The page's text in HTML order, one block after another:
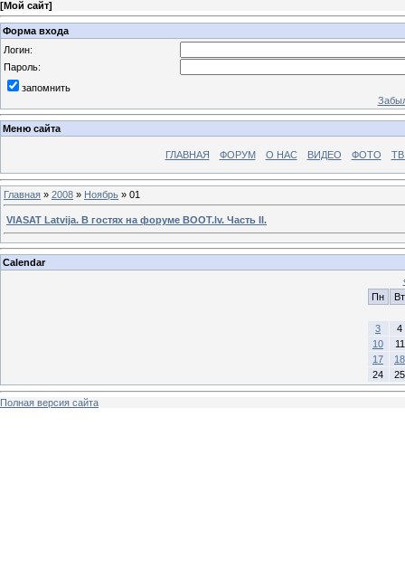
[Мой сайт]
Форма входа
Логин:
Пароль:
запомнить
Меню сайта
ГЛАВНАЯ ФОРУМ О НАС ВИДЕО ФОТО ТВ
Главная » 2008 » Ноябрь » 01
VIASAT Latvija. В гостях на форуме BOOT.lv. Часть II.
Calendar
Пн
Вт
3
4
10
11
17
18
24
25
Полная версия сайта